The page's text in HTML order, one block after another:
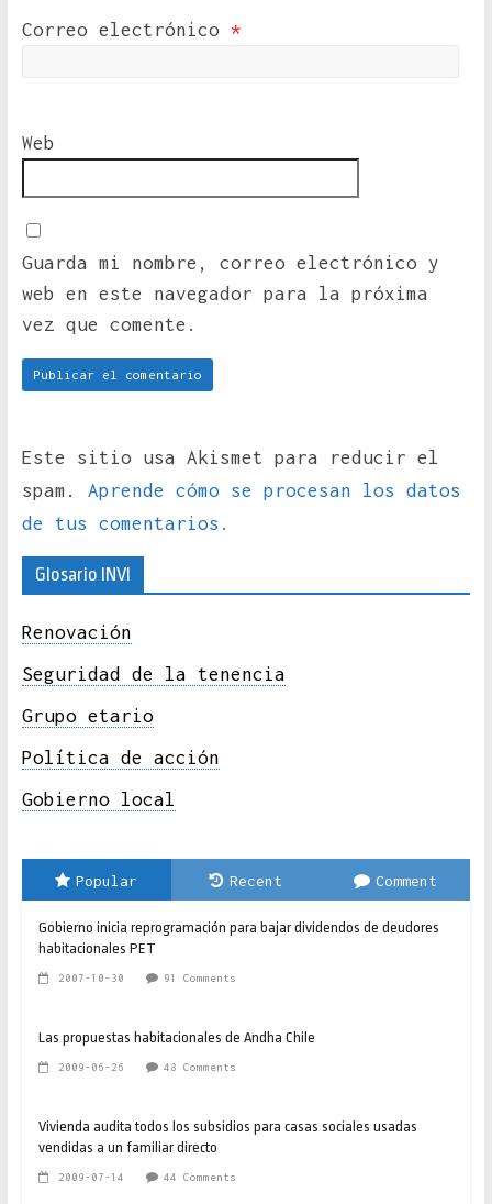
Correo electrónico *
Web
Guarda mi nombre, correo electrónico y
web en este navegador para la próxima
vez que comente.
Este sitio usa Akismet para reducir el
spam. Aprende cómo se procesan los datos
de tus comentarios.
Glosario INVI
Renovación
Seguridad de la tenencia
Grupo etario
Política de acción
Gobierno local
Popular Recent Comment
Gobierno inicia reprogramación para bajar dividendos de deudores
habitacionales PET
2007-10-30 91 Comments
Las propuestas habitacionales de Andha Chile
2009-06-26 48 Comments
Vivienda audita todos los subsidios para casas sociales usadas
vendidas a un familiar directo
2009-07-14 44 Comments